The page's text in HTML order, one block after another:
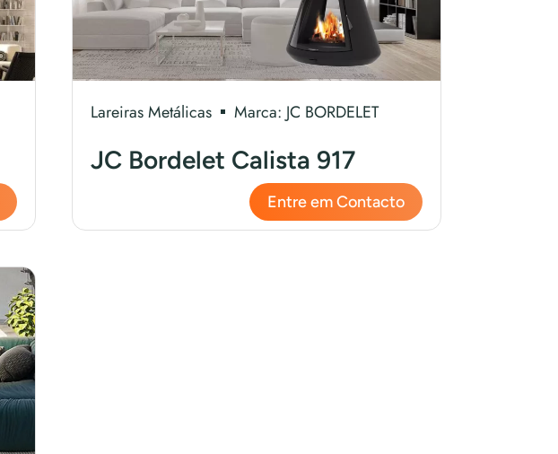
Lareiras Metálicas Marca: JC BORDELET
JC Bordelet Calista 917
Entre em Contacto